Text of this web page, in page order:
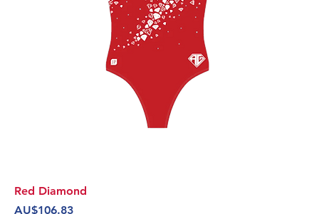
Red Diamond
價格
AU$106.83